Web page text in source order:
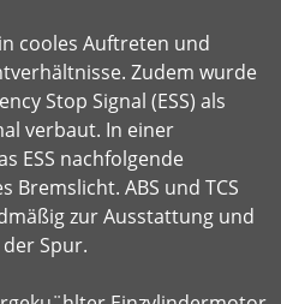
cooles Auftreten und
Zudem wurde
Stop Signal (ESS) als
verbaut. In einer
ESS nachfolgende
Bremslicht. ABS und TCS
zur Ausstattung und
Spur.